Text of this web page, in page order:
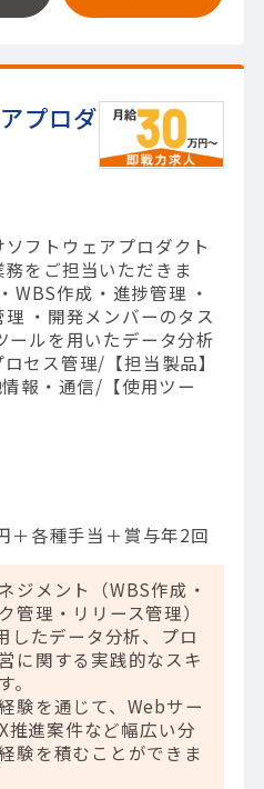
プロダ
フトウェアプロダクト
をご担当いただきま
WBS作成・進捗管理 ・
・開発メンバーのタス
ールを用いたデータ分析
セス管理/【担当製品】
報・通信/【使用ツー
＋各種手当＋賞与年2回
ジメント（WBS作成・
管理・リリース管理）
したデータ分析、プロ
に関する実践的なスキ
。
験を通じて、Webサー
推進案件など幅広い分
験を積むことができま